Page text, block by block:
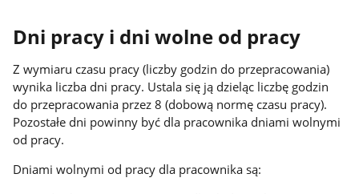
Dni pracy i dni wolne od pracy
Z wymiaru czasu pracy (liczby godzin do przepracowania)
wynika liczba dni pracy. Ustala się ją dzieląc liczbę godzin
do przepracowania przez 8 (dobową normę czasu pracy).
Pozostałe dni powinny być dla pracownika dniami wolnymi
od pracy.
Dniami wolnymi od pracy dla pracownika są: